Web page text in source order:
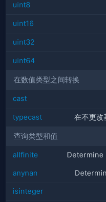
uint8
uint16
uint32
uint64
在数值类型之间转换
cast
typecast 在不更改
查询类型和值
allfinite Determine
anynan
isinteger